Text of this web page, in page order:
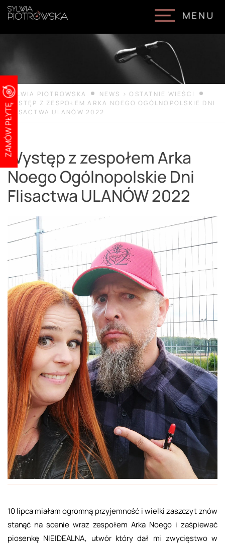
content
MENU
ZAMÓW PŁYTĘ
SYLWIA PIOTROWSKA NEWS >OSTATNIE WIEŚCI
WYSTĘP Z ZESPOŁEM ARKA NOEGO OGÓLNOPOLSKIE DNI
FLISACTWA ULANÓW 2022
Występ z zespołem Arka
Noego Ogólnopolskie Dni
Flisactwa ULANÓW 2022
10 lipca miałam ogromną przyjemność i wielki zaszczyt znów
stanąć na scenie wraz zespołem Arka Noego i zaśpiewać
piosenkę NIEIDEALNA, utwór który dał mi zwycięstwo w